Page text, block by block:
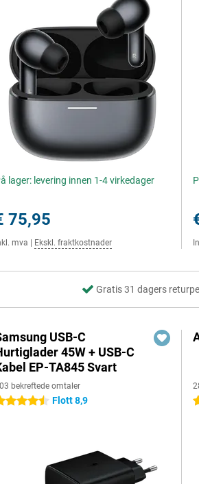
lager: levering innen 1-4 virkedager
75,95
mva Ekskl. fraktkostnader
Gratis 31 dagers
USB-C
45W + USB-C
EP-TA845 Svart
bekreftede omtaler
stjerner Flott 8,9